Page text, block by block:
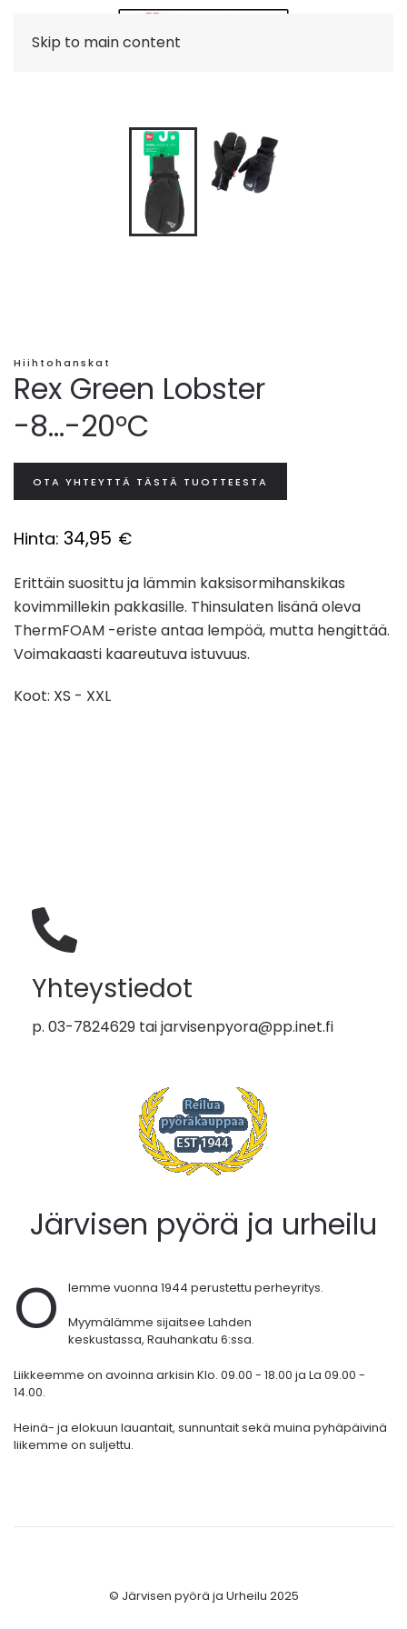
Skip to main content
Hiihtohanskat
Rex Green Lobster
-8...-20°C
OTA YHTEYTTÄ TÄSTÄ TUOTTEESTA
Hinta: 34,95 €
Erittäin suosittu ja lämmin kaksisormihanskikas
kovimmillekin pakkasille. Thinsulaten lisänä oleva
ThermFOAM -eriste antaa lempöä, mutta hengittää.
Voimakaasti kaareutuva istuvuus.
Koot: XS - XXL
Yhteystiedot
p. 03-7824629 taijarvisenpyora@pp.inet.fi
Järvisen pyörä ja urheilu
O
lemme vuonna 1944 perustettu perheyritys.
Myymälämme sijaitsee Lahden
keskustassa, Rauhankatu 6:ssa.
Liikkeemme on avoinna arkisin Klo. 09.00 - 18.00 ja La 09.00 -
14.00.
Heinä- ja elokuun lauantait, sunnuntait sekä muina pyhäpäivinä
liikemme on suljettu.
© Järvisen pyörä ja Urheilu 2025